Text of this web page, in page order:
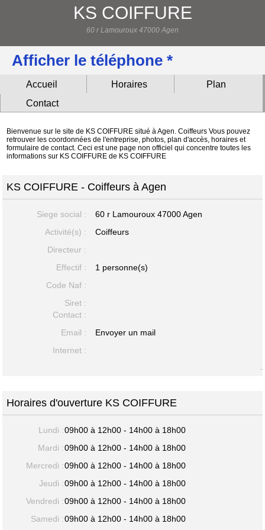
KS COIFFURE
60 r Lamouroux 47000 Agen
Afficher le téléphone *
Accueil Horaires
Plan
Contact
Bienvenue sur le site de KS COIFFURE situé à Agen. Coiffeurs Vous pouvez
retrouver les coordonnées de l'entreprise, photos, plan d'accès, horaires et
formulaire de contact. Ceci est une page non officiel qui concentre toutes les
informations sur KS COIFFURE de KS COIFFURE
KS COIFFURE - Coiffeurs à Agen
Siege social : 60 r Lamouroux47000 Agen
Activité(s) :
Coiffeurs
Directeur :
Effectif :
1 personne(s)
Code Naf :
Siret :
Contact :
Email :
Envoyer un mail
Internet :
-
Horaires d'ouverture KS COIFFURE
Lundi :09h00 à 12h00 - 14h00 à 18h00
Mardi :09h00 à 12h00 - 14h00 à 18h00
Mercredi :09h00 à 12h00 - 14h00 à 18h00
Jeudi :09h00 à 12h00 - 14h00 à 18h00
Vendredi :09h00 à 12h00 - 14h00 à 18h00
Samedi :09h00 à 12h00 - 14h00 à 18h00